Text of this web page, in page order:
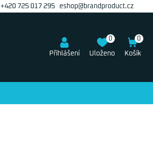
+420 725 017 295 eshop@brandproduct.cz
Přihlášení Uloženo
0 0
Košík